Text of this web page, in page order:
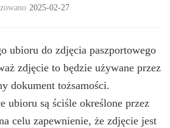
2025-02-27
ubioru do zdjęcia paszportowego
zdjęcie to będzie używane przez
dokument tożsamości.
ubioru są ściśle określone przez
celu zapewnienie, że zdjęcie jest